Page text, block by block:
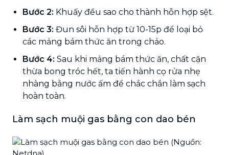
Bước 2: Khuấy đều sao cho thành hỗn hợp sệt.
Bước 3: Đun sôi hỗn hợp từ 10-15p để loại bỏ
các mảng bám thức ăn trong chảo.
Bước 4: Sau khi mảng bám thức ăn, chất cặn
thừa bong tróc hết, ta tiến hành cọ rửa nhẹ
nhàng bằng nước ấm để chắc chắn làm sạch
hoàn toàn.
Làm sạch muội gas bằng con dao bén